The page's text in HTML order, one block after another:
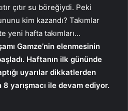
çıtır su böreğiydi. Peki
kim kazandı? Takımlar
yeni hafta takımları…
Gamze’nin elenmesinin
Haftanın ilk gününde
uyarılar dikkatlerden
8 yarışmacı ile devam ediyor.